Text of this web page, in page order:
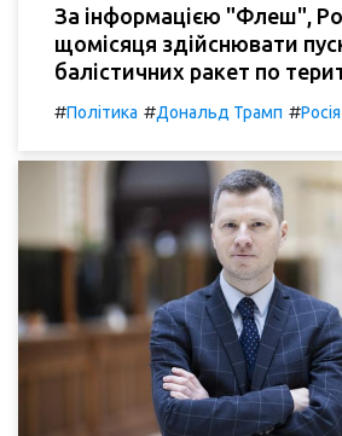
За інформацією "Флеш",
щомісяця здійснювати
балістичних ракет по
#Політика #Дональд Трамп #Росія